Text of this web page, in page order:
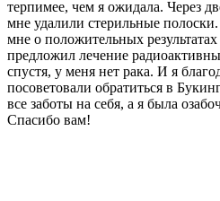
терпимее, чем я ожидала. Через
мне удалили стерильные
мне о положительных
предложил лечение
спустя, у меня нет рака. И я
посоветовали обратиться в
все заботы на себя, а я была
Спасибо вам!